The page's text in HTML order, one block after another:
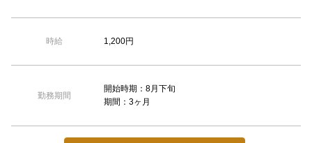
時給 1,200円
勤務期間
開始時期：8月下旬
期間：3ヶ月